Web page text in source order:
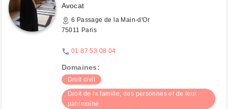
Avocat
6 Passage de la Main-d'Or
75011 Paris
01 87 53 08 04
Domaines:
Droit civil
Droit de la famille, des personnes et de leur
patrimoine